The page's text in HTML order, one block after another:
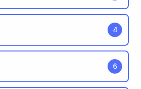
4
6